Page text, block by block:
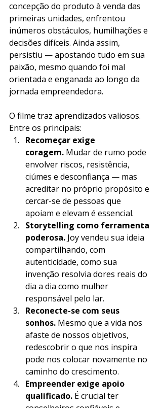
concepção do produto à venda das
primeiras unidades, enfrentou
inúmeros obstáculos, humilhações e
decisões difíceis. Ainda assim,
persistiu — apostando tudo em sua
paixão, mesmo quando foi mal
orientada e enganada ao longo da
jornada empreendedora.
O filme traz aprendizados valiosos.
Entre os principais:
Recomeçar exige
coragem. Mudar de rumo pode
envolver riscos, resistência,
ciúmes e desconfiança — mas
acreditar no próprio propósito e
cercar-se de pessoas que
apoiam e elevam é essencial.
Storytelling como ferramenta
poderosa. Joy vendeu sua ideia
compartilhando, com
autenticidade, como sua
invenção resolvia dores reais do
dia a dia como mulher
responsável pelo lar.
Reconecte-se com seus
sonhos. Mesmo que a vida nos
afaste de nossos objetivos,
redescobrir o que nos inspira
pode nos colocar novamente no
caminho do crescimento.
Empreender exige apoio
qualificado. É crucial ter